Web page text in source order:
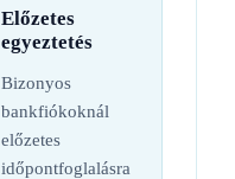
Előzetes
egyeztetés
Bizonyos
bankfiókoknál
előzetes
időpontfoglalásra